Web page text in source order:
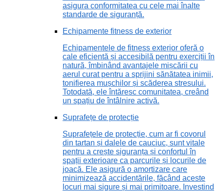
asigura conformitatea cu cele mai înalte
standarde de siguranță.
Echipamente fitness de exterior
Echipamentele de fitness exterior oferă o
cale eficientă și accesibilă pentru exerciții în
natură, îmbinând avantajele mișcării cu
aerul curat pentru a sprijini sănătatea inimii,
tonifierea mușchilor și scăderea stresului.
Totodată, ele întăresc comunitatea, creând
un spațiu de întâlnire activă.
Suprafețe de protecție
Suprafețele de protecție, cum ar fi covorul
din tartan și dalele de cauciuc, sunt vitale
pentru a crește siguranța și confortul în
spații exterioare ca parcurile și locurile de
joacă. Ele asigură o amortizare care
minimizează accidentările, făcând aceste
locuri mai sigure și mai primitoare. Investind